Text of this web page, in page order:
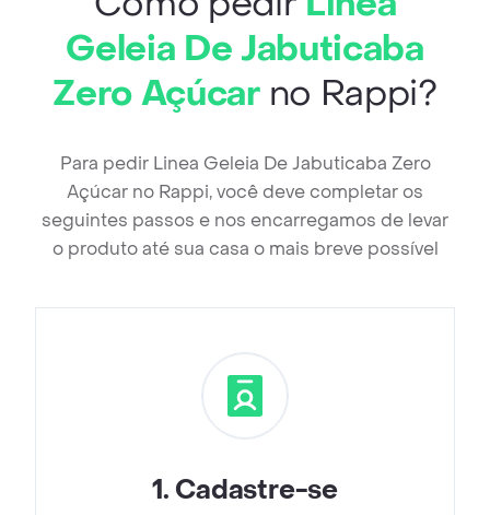
Geleia De Jabuticaba
Zero Açúcarno Rappi?
Para pedir Linea Geleia De Jabuticaba Zero
Açúcar no Rappi, você deve completar os
seguintes passos e nos encarregamos de levar
o produto até sua casa o mais breve possível
1. Cadastre-se